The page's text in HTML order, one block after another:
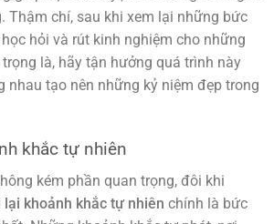
Thậm chí, sau khi xem lại những bức
hỏi và rút kinh nghiệm cho những
là, hãy tận hưởng quá trình này
nhau tạo nên những kỷ niệm đẹp trong
khắc tự nhiên
kém phần quan trọng, đôi khi
lại khoảnh khắc tự nhiên chính là bức